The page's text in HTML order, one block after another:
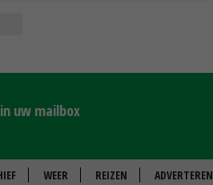
uw mailbox
WEER REIZEN ADVERTEREN